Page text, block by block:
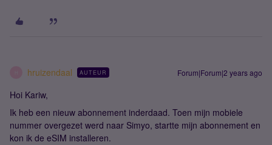
hruizendaal AUTEUR Forum|Forum|2 years ago
Hoi Kariw,
Ik heb een nieuw abonnement inderdaad. Toen mijn mobiele
nummer overgezet werd naar Simyo, startte mijn abonnement en
kon ik de eSIM installeren.